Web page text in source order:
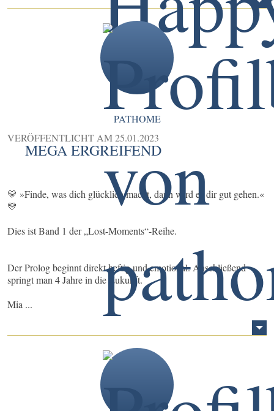
PATHOME
VERÖFFENTLICHT AM25.01.2023
MEGA ERGREIFEND
💛 »Finde, was dich glücklich macht, dann wird es dir gut gehen.«
💛
Dies ist Band 1 der „Lost-Moments“-Reihe.
Der Prolog beginnt direkt heftig und emotional. Anschließend
springt man 4 Jahre in die Zukunft.
Mia ...